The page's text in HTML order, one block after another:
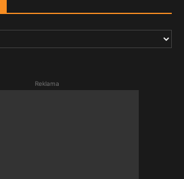
Reklama